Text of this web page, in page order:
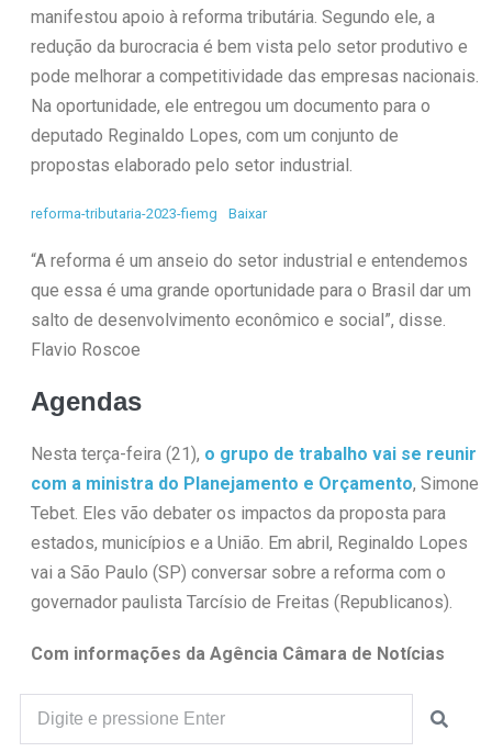
manifestou apoio à reforma tributária. Segundo ele, a
redução da burocracia é bem vista pelo setor produtivo e
pode melhorar a competitividade das empresas nacionais.
Na oportunidade, ele entregou um documento para o
deputado Reginaldo Lopes, com um conjunto de
propostas elaborado pelo setor industrial.
reforma-tributaria-2023-fiemg Baixar
“A reforma é um anseio do setor industrial e entendemos
que essa é uma grande oportunidade para o Brasil dar um
salto de desenvolvimento econômico e social”, disse.
Flavio Roscoe
Agendas
Nesta terça-feira (21), o grupo de trabalho vai se reunir
com a ministra do Planejamento e Orçamento, Simone
Tebet. Eles vão debater os impactos da proposta para
estados, municípios e a União. Em abril, Reginaldo Lopes
vai a São Paulo (SP) conversar sobre a reforma com o
governador paulista Tarcísio de Freitas (Republicanos).
Com informações da Agência Câmara de Notícias